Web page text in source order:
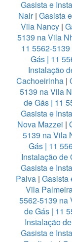
Gasista e
Nair| Gasista
Vila Nancy |
5139 na Vila
11 5562-
Gás | 11
Instalação
Cachoeirinha |
5139 na Vila
de Gás | 11
Gasista e
Nova Mazzei |
5139 na Vila
Gás | 11
Instalação de
Gasista e
Paiva| Gasista
Vila
5562-5139 na
de Gás | 11
Instalação
Gasista e